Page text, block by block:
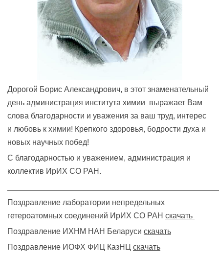
Дорогой Борис Александрович, в этот знаменательный
день администрация института химии выражает Вам
слова благодарности и уважения за ваш труд, интерес
и любовь к химии! Крепкого здоровья, бодрости духа и
новых научных побед!
С благодарностью и уважением, администрация и
коллектив ИрИХ СО РАН.
Поздравление лаборатории непредельных
гетероатомных соединений ИрИХ СО РАН скачать
Поздравление ИХНМ НАН Беларуси скачать
Поздравление ИОФХ ФИЦ КазНЦ скачать